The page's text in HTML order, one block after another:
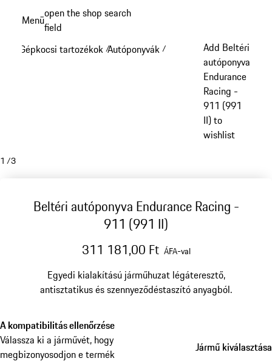
tartalomra
Menüopen the shop search
field
Gépkocsi tartozékok /Autóponyvák /
Add Beltéri
autóponyva
Endurance
Racing -
911 (991
II) to
wishlist
1 /3
Beltéri autóponyva Endurance Racing -
911 (991 II)
311 181,00 Ft ÁFA-val
Egyedi kialakítású járműhuzat légáteresztő,
antisztatikus és szennyeződéstaszító anyagból.
A kompatibilitás ellenőrzése
Válassza ki a járművét, hogy
megbizonyosodjon e termék
Jármű kiválasztása
Jármű kiválasztása